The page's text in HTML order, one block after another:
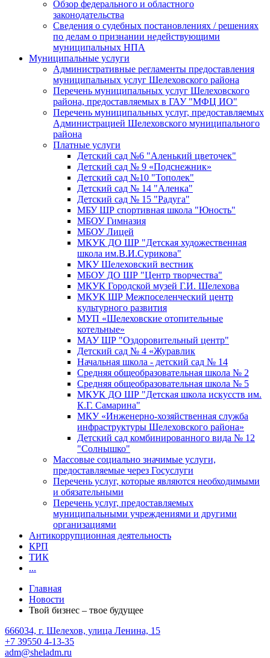
Обзор федерального и областного
законодательства
Сведения о судебных постановлениях / решениях
по делам о признании недействующими
муниципальных НПА
Муниципальные услуги
Административные регламенты предоставления
муниципальных услуг Шелеховского района
Перечень муниципальных услуг Шелеховского
района, предоставляемых в ГАУ "МФЦ ИО"
Перечень муниципальных услуг, предоставляемых
Администрацией Шелеховского муниципального
района
Платные услуги
Детский сад №6 "Аленький цветочек"
Детский сад № 9 «Подснежник»
Детский сад №10 "Тополек"
Детский сад № 14 "Аленка"
Детский сад № 15 "Радуга"
МБУ ШР спортивная школа "Юность"
МБОУ Гимназия
МБОУ Лицей
МКУК ДО ШР "Детская художественная
школа им.В.И.Сурикова"
МКУ Шелеховский вестник
МБОУ ДО ШР "Центр творчества"
МКУК Городской музей Г.И. Шелехова
МКУК ШР Межпоселенческий центр
культурного развития
МУП «Шелеховские отопительные
котельные»
МАУ ШР "Оздоровительный центр"
Детский сад № 4 «Журавлик
Начальная школа - детский сад № 14
Средняя общеобразовательная школа № 2
Средняя общеобразовательная школа № 5
МКУК ДО ШР "Детская школа искусств им.
К.Г. Самарина"
МКУ «Инженерно-хозяйственная служба
инфраструктуры Шелеховского района»
Детский сад комбинированного вида № 12
"Солнышко"
Массовые социально значимые услуги,
предоставляемые через Госуслуги
Перечень услуг, которые являются необходимыми
и обязательными
Перечень услуг, предоставляемых
муниципальными учреждениями и другими
организациями
Антикоррупционная деятельность
КРП
ТИК
...
Главная
Новости
Твой бизнес – твое будущее
666034, г. Шелехов, улица Ленина, 15
+7 39550 4-13-35
adm@sheladm.ru